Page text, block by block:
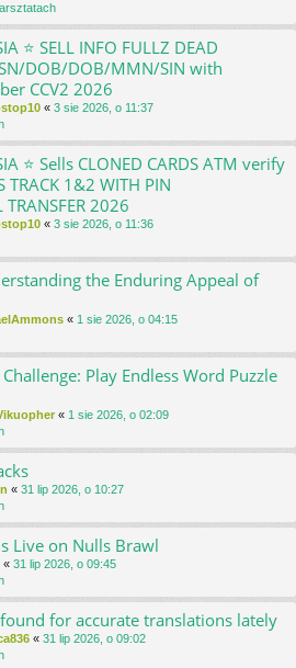
⭐️ SELL INFO FULLZ DEAD
DOB/DOB/MMN/SIN with
CCV2 2026
« 3 sie 2026, o 11:37
⭐️ Sells CLONED CARDS ATM verify
TRACK 1&2 WITH PIN
TRANSFER 2026
« 3 sie 2026, o 11:36
the Enduring Appeal of
« 1 sie 2026, o 04:15
Play Endless Word Puzzle
« 1 sie 2026, o 02:09
« 31 lip 2026, o 10:27
Live on Nulls Brawl
« 31 lip 2026, o 09:45
for accurate translations lately
« 31 lip 2026, o 09:02